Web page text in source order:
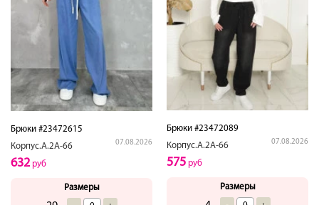
Брюки #23472615
Корпус.А.2А-66
07.08.2026
632руб
Размеры
Брюки #23472089
Корпус.А.2А-66
07.08.2026
575 руб
Размеры